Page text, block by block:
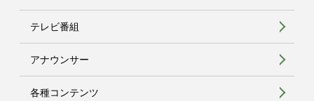
テレビ番組
アナウンサー
各種コンテンツ